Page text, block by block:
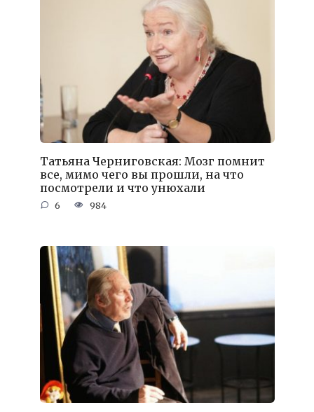
Татьяна Черниговская: Мозг помнит
все, мимо чего вы прошли, на что
посмотрели и что унюхали
6 984